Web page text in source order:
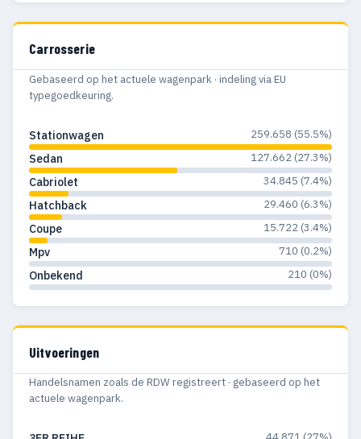
1972 363 165
1971
1970 60
1969 83 34
1968 61 26
1967 11
1966 16 8
1964 8 4
1962 12
1961 8
Carrosserie
Gebaseerd op het actuele wagenpark · indeling via EU
typegoedkeuring.
Stationwagen 259.658 (55.5%)
Sedan 127.662 (27.3%)
Cabriolet 34.845 (7.4%)
Hatchback 29.460 (6.3%)
Coupe 15.722 (3.4%)
Mpv 710 (0.2%)
Onbekend 210 (0%)
Uitvoeringen
Handelsnamen zoals de RDW registreert · gebaseerd op het
actuele wagenpark.